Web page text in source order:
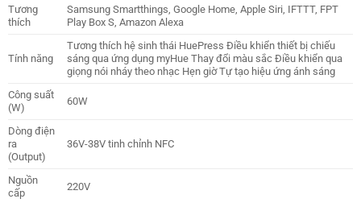
Tương
thích
Samsung Smartthings, Google Home, Apple Siri, IFTTT, FPT
Play Box S, Amazon Alexa
Tính năng
Tương thích hệ sinh thái HuePress Điều khiển thiết bị chiếu
sáng qua ứng dụng myHue Thay đổi màu sắc Điều khiển qua
giọng nói nháy theo nhạc Hẹn giờ Tự tạo hiệu ứng ánh sáng
Công suất
(W)
60W
Dòng điện
ra
(Output)
36V-38V tinh chỉnh NFC
Nguồn
cấp
220V